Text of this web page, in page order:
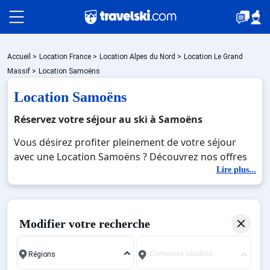
Packages
🚆Train de nuit
Stations
Hébergements
Bons plans
Accueil > Location France > Location Alpes du Nord > Location Le Grand
Massif > Location Samoëns
Location Samoëns
Réservez votre séjour au ski à Samoëns
Vous désirez profiter pleinement de votre séjour
avec une Location Samoëns ? Découvrez nos offres
de Location Samoëns pour skier sans limite à noel,
jour de l'an, février. Fermez les yeux et imaginez…
Profitez de votre Location Samoëns, une station
plaisirs de la glisse sur les pistes de ski et des
paysages montagnards. Pour un week-end ou pour
Lire plus...
Modifier votre recherche
Domaines skiables